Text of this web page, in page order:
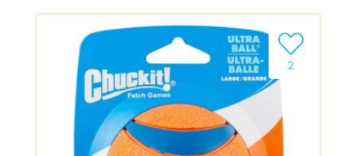
2
Ajouter le